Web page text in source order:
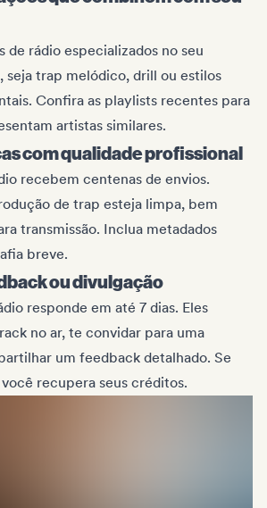
de rádio especializados no seu
seja trap melódico, drill ou estilos
Confira as playlists recentes para
artistas similares.
com qualidade profissional
recebem centenas de envios.
de trap esteja limpa, bem
transmissão. Inclua metadados
breve.
ou divulgação
responde em até 7 dias. Eles
no ar, te convidar para uma
um feedback detalhado. Se
recupera seus créditos.